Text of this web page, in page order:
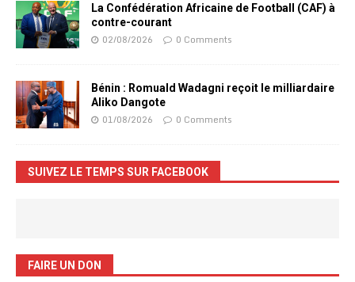
La Confédération Africaine de Football (CAF) à
contre-courant
02/08/2026 0 Comments
Bénin : Romuald Wadagni reçoit le milliardaire
Aliko Dangote
01/08/2026 0 Comments
SUIVEZ LE TEMPS SUR FACEBOOK
FAIRE UN DON